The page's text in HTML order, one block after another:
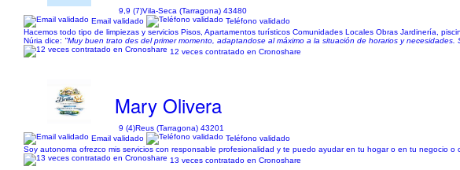
9,9 (7)Vila-Seca (Tarragona) 43480
Email validado
Teléfono validado
Hacemos todo tipo de limpiezas y servicios Pisos, Apartamentos turísticos Comunidades Locales Obras Jardinería,
Núria dice: "Muy buen trato des del primer momento, adaptandose al máximo a la situación de horarios y necesidades.
12 veces contratado en Cronoshare
Mary Olivera
9 (4)Reus (Tarragona) 43201
Email validado
Teléfono validado
Soy autonoma ofrezco mis servicios con responsable profesionalidad y te puedo ayudar en tu hogar o en tu negocio
13 veces contratado en Cronoshare